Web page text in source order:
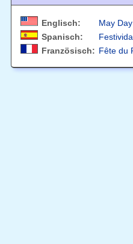
Englisch:
May Day
Spanisch:
Französisch: Fête du